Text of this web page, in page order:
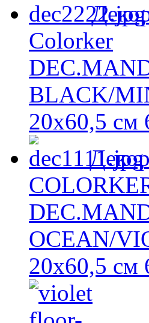
Colorker
BLACK/
20х60,5 см
OCEAN/
20х60,5 см